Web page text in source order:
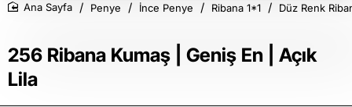
256 Ribana Kumaş | Geniş En | Açık
Lila
Penye İnce Penye Ribana 1*1 Düz Renk